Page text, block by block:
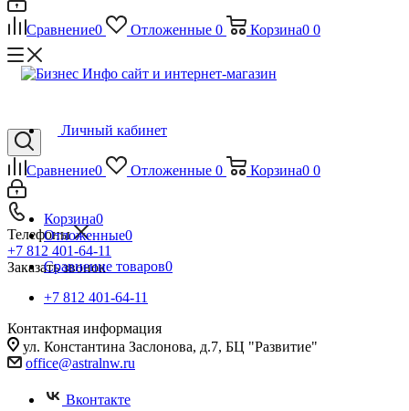
Сравнение0 Отложенные 0 Корзина0 0
Сравнение0 Отложенные 0 Корзина0 0
Телефоны
+7 812 401-64-11
Заказать звонок
Личный кабинет
Корзина0
Отложенные0
Сравнение товаров0
+7 812 401-64-11
Контактная информация
ул. Константина Заслонова, д.7, БЦ "Развитие"
office@astralnw.ru
Вконтакте